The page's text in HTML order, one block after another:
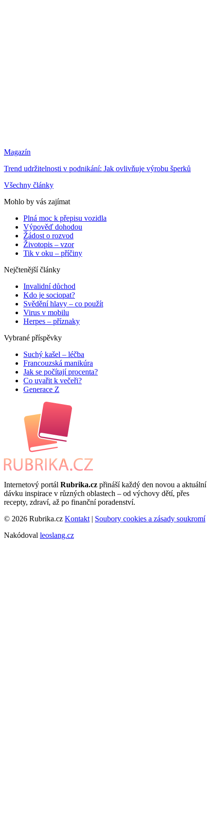
Magazín
Trend udržitelnosti v podnikání: Jak ovlivňuje výrobu šperků
Všechny články
Mohlo by vás zajímat
Plná moc k přepisu vozidla
Výpověď dohodou
Žádost o rozvod
Životopis – vzor
Tik v oku – příčiny
Nejčtenější články
Invalidní důchod
Kdo je sociopat?
Svědění hlavy – co použít
Virus v mobilu
Herpes – příznaky
Vybrané příspěvky
Suchý kašel – léčba
Francouzská manikúra
Jak se počítají procenta?
Co uvařit k večeři?
Generace Z
Internetový portál Rubrika.cz přináší každý den novou a aktuální
dávku inspirace v různých oblastech – od výchovy dětí, přes
recepty, zdraví, až po finanční poradenství.
© 2026 Rubrika.cz Kontakt | Soubory cookies a zásady soukromí
Nakódoval leoslang.cz